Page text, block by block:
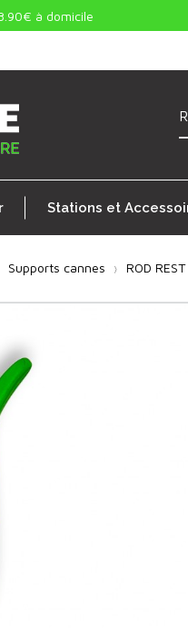
à domicile
Stations et
Supports cannes ROD